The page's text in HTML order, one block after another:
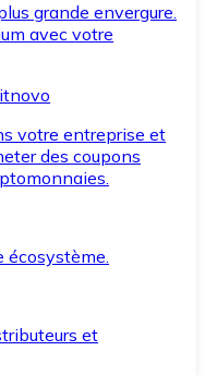
grande envergure.
avec votre
votre entreprise et
des coupons
écosystème.
et